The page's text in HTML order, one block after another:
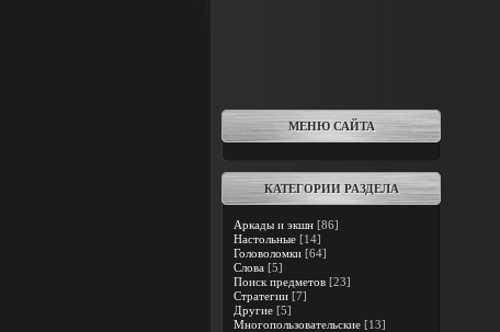
МЕНЮ САЙТА
КАТЕГОРИИ РАЗДЕЛА
Аркады и экшн [86]
Настольные [14]
Головоломки [64]
Слова [5]
Поиск предметов [23]
Стратегии [7]
Другие [5]
Многопользовательские [13]